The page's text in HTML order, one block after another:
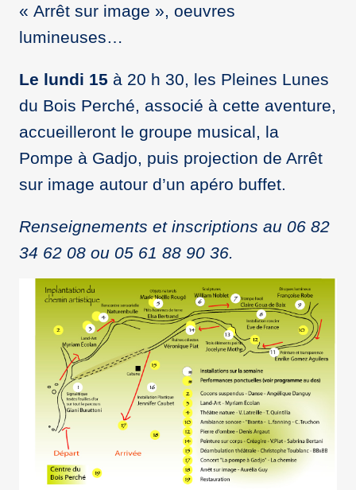
« Arrêt sur image », oeuvres
lumineuses…
Le lundi 15 à 20 h 30, les Pleines Lunes
du Bois Perché, associé à cette aventure,
accueilleront le groupe musical, la
Pompe à Gadjo, puis projection de Arrêt
sur image autour d’un apéro buffet.
Renseignements et inscriptions au 06 82
34 62 08 ou 05 61 88 90 36.